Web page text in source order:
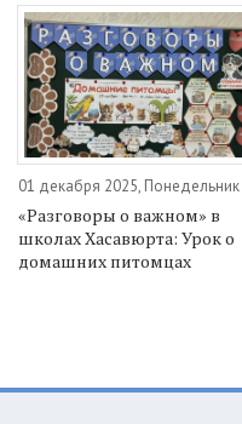
01 декабря 2025, Понедельник
«Разговоры о важном» в
школах Хасавюрта: Урок о
домашних питомцах